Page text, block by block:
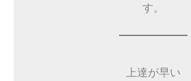
す。
上達が早い